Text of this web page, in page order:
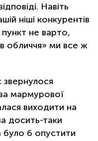
Навіть
ніші конкурентів
не варто,
обличчя» ми все ж
мармурової
виходити на
досить-таки
було б опустити